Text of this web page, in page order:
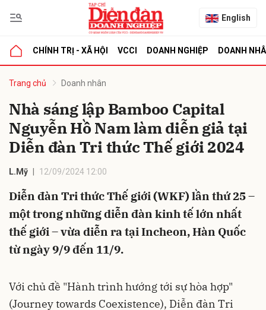
English
CHÍNH TRỊ - XÃ HỘI VCCI DOANH NGHIỆP DOANH
Trang chủ Doanh nhân
Nhà sáng lập Bamboo Capital
Nguyễn Hồ Nam làm diễn giả tại
Diễn đàn Tri thức Thế giới 2024
L.Mỹ 12/09/2024 12:00
Diễn đàn Tri thức Thế giới (WKF) lần thứ 25 –
một trong những diễn đàn kinh tế lớn nhất
thế giới – vừa diễn ra tại Incheon, Hàn Quốc
từ ngày 9/9 đến 11/9.
Với chủ đề "Hành trình hướng tới sự hòa hợp"
(Journey towards Coexistence), Diễn đàn Tri
luận
Hủy